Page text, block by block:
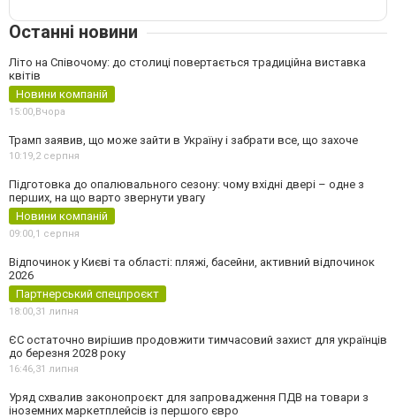
Останні новини
Літо на Співочому: до столиці повертається традиційна виставка
квітів
Новини компаній
15:00,Вчора
Трамп заявив, що може зайти в Україну і забрати все, що захоче
10:19,2 серпня
Підготовка до опалювального сезону: чому вхідні двері – одне з
перших, на що варто звернути увагу
Новини компаній
09:00,1 серпня
Відпочинок у Києві та області: пляжі, басейни, активний відпочинок
2026
Партнерський спецпроєкт
18:00,31 липня
ЄС остаточно вирішив продовжити тимчасовий захист для українців
до березня 2028 року
16:46,31 липня
Уряд схвалив законопроєкт для запровадження ПДВ на товари з
іноземних маркетплейсів із першого євро